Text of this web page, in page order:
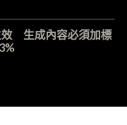
效 生成內容必須加標